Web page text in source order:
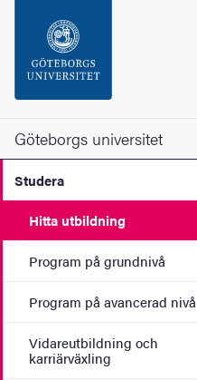
Sidfoten
Om webbplatsen
Göteborgs universitet
Studera
Hitta utbildning
Program på grundnivå
Program på avancerad nivå
Vidareutbildning och
karriärväxling